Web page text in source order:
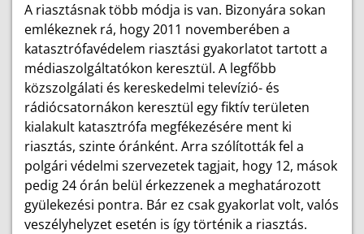
A riasztásnak több módja is van. Bizonyára sokan
emlékeznek rá, hogy 2011 novemberében a
katasztrófavédelem riasztási gyakorlatot tartott a
médiaszolgáltatókon keresztül. A legfőbb
közszolgálati és kereskedelmi televízió- és
rádiócsatornákon keresztül egy fiktív területen
kialakult katasztrófa megfékezésére ment ki
riasztás, szinte óránként. Arra szólították fel a
polgári védelmi szervezetek tagjait, hogy 12, mások
pedig 24 órán belül érkezzenek a meghatározott
gyülekezési pontra. Bár ez csak gyakorlat volt, valós
veszélyhelyzet esetén is így történik a riasztás.